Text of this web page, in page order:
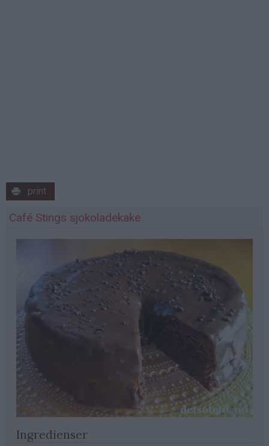
print
Café Stings sjokoladekake
Ingredienser